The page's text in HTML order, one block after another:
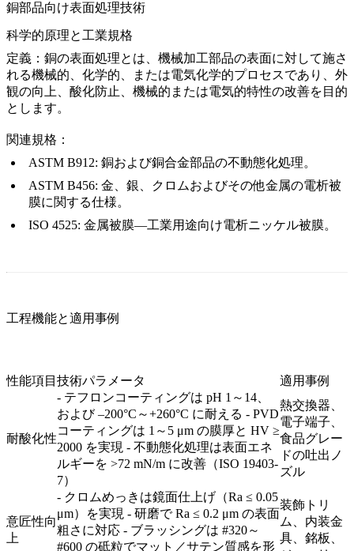
銅部品向け表面処理技術
科学的原理と工業規格
定義： 銅の表面処理とは、機械加工部品の表面に対して施さ
れる機械的、化学的、または電気化学的プロセスであり、外
観の向上、酸化防止、機械的または電気的特性の改善を目的
とします。
関連規格：
ASTM B912: 銅および銅合金部品の不動態化処理。
ASTM B456: 金、銀、クロムおよびその他金属の電析被
膜に関する仕様。
ISO 4525: 金属被膜―工業用途向け電析ニッケル被膜。
工程機能と適用事例
性能項目 技術パラメータ 適用事例
耐酸化性
- テフロンコーティングは pH 1～14、
および –200°C～+260°C に耐える - PVD
コーティングは 1～5 μm の膜厚と HV ≥
2000 を実現 - 不動態化処理は表面エネ
ルギーを >72 mN/m に改善（ISO 19403-
7）
熱交換器、
電子端子、
食品グレー
ドの吐出ノ
ズル
意匠性向
上
- クロムめっきは鏡面仕上げ（Ra ≤ 0.05
μm）を実現 - 研磨で Ra ≤ 0.2 μm の表面
粗さに対応 - ブラッシングは #320～
#600 の砥粒でマット／サテン質感を形
装飾トリ
ム、内装金
具、銘板、